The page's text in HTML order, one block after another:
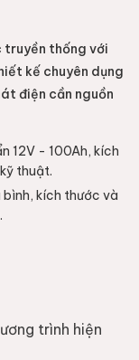
truyền thống với
kế chuyên dụng
điện cần nguồn
12V - 100Ah, kích
thuật.
bình, kích thước và
trình hiện